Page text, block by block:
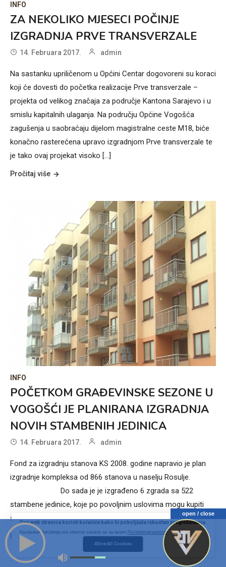
INFO
ZA NEKOLIKO MJESECI POČINJE
IZGRADNJA PRVE TRANSVERZALE
14. Februara 2017. admin
Na sastanku upriličenom u Općini Centar dogovoreni su koraci
koji će dovesti do početka realizacije Prve transverzale –
projekta od velikog značaja za područje Kantona Sarajevo i u
smislu kapitalnih ulaganja. Na području Općine Vogošća
zagušenja u saobraćaju dijelom magistralne ceste M18, biće
konačno rasterećena upravo izgradnjom Prve transverzale te
je tako ovaj projekat visoko [...]
Pročitaj više
INFO
POČETKOM GRAĐEVINSKE SEZONE U
VOGOŠĆI JE PLANIRANA IZGRADNJA
NOVIH STAMBENIH JEDINICA
14. Februara 2017. admin
Fond za izgradnju stanova KS 2008. godine napravio je plan
izgradnje kompleksa od 866 stanova u naselju Rosulje.
Do sada je je izgrađeno 6 zgrada sa 522
stambene jedinice, koje po povoljnim uslovima mogu kupiti
šehidske porodice, [...]
Pročitaj više
Ova web stranica koristi kolačiće kako bi poboljšala iskustvo pregledavanja.
Nastavkom korištenja ove stranice slažete se sa našom Politikom privatnosti.
Allow All Cookies
open / close